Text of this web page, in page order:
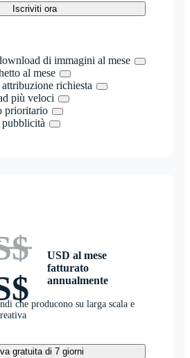
Iscriviti ora
di immagini al mese
al mese
attribuzione richiesta
più veloci
prioritario
pubblicità
USD al mese
fatturato
annualmente
che producono su larga scala e
gratuita di 7 giorni